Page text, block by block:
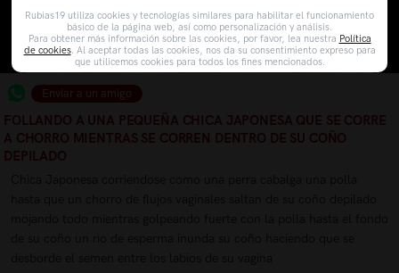
Enviar a un amigo
FOLLANDO A UNA PEQUEÑA CHICA JAPONESA QUE SE CORRE
A CHORRO MIENTRAS SE CORREN DENTRO DE SU COÑO
DEPILADO
Rubias19 utiliza cookies y tecnologías similares para habilitar el funcionamiento
básico de la página web, así como personalización y análisis.
Para obtener más información sobre las cookies, por favor, lea nuestra Política
de cookies. Al aceptar todas las cookies, nos da su consentimiento expreso para
que utilicemos cookies para todos los fines mencionados.